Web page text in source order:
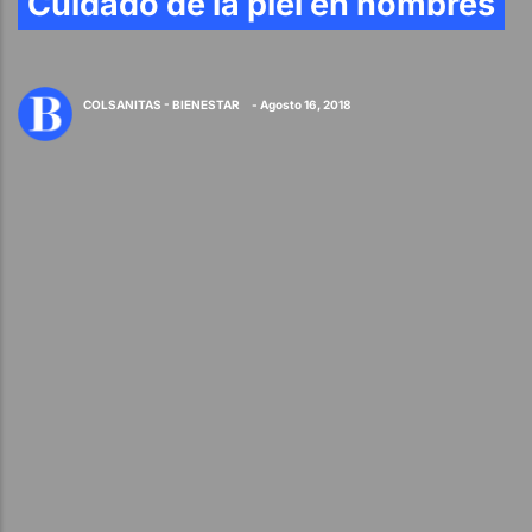
COLSANITAS - BIENESTAR - Agosto 16, 2018